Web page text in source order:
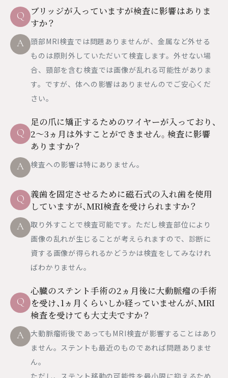
Q
ブリッジが入っていますが検査に影響はありま
すか？
A
頭部MRI検査では問題ありませんが、金属など外せる
ものは原則外していただいて検査します。外せない場
合、頸部を含む検査では画像が乱れる可能性がありま
す。ですが、体への影響はありませんのでご安心くだ
さい。
Q
足の爪に矯正するためのワイヤーが入っており、
2～3ヵ月は外すことができません。検査に影響
ありますか？
A
検査への影響は特にありません。
Q 義歯を固定させるために磁石式の入れ歯を使用
していますが、MRI検査を受けられますか？
A
取り外すことで検査可能です。ただし検査部位により
画像の乱れが生じることが考えられますので、診断に
資する画像が得られるかどうかは検査をしてみなけれ
ばわかりません。
Q
心臓のステント手術の2ヵ月後に大動脈瘤の手術
を受け、1ヵ月くらいしか経っていませんが、MRI
検査を受けても大丈夫ですか？
A
大動脈瘤術後であってもMRI検査が影響することはあり
ません。ステントも最近のものであれば問題ありませ
ん。
ただし、ステント移動の可能性を最小限に抑えるため